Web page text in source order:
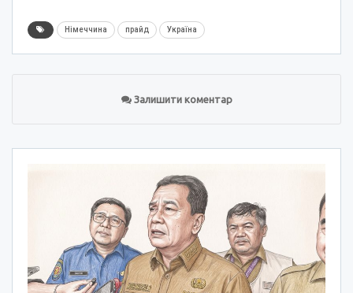
Німеччина прайд Україна
Залишити коментар